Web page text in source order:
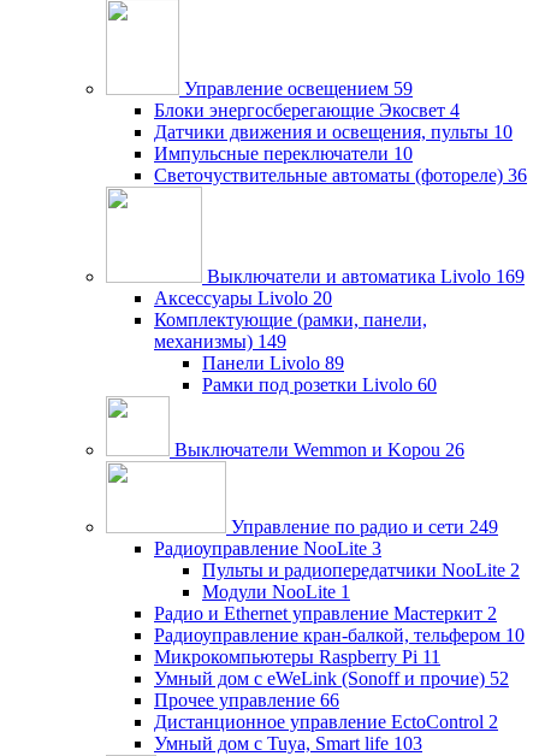
Управление освещением 59
Блоки энергосберегающие Экосвет 4
Датчики движения и освещения, пульты 10
Импульсные переключатели 10
Светочуствительные автоматы (фотореле) 36
Выключатели и автоматика Livolo 169
Аксессуары Livolo 20
Комплектующие (рамки, панели,
механизмы) 149
Панели Livolo 89
Рамки под розетки Livolo 60
Выключатели Wemmon и Kopou 26
Управление по радио и сети 249
Радиоуправление NooLite 3
Пульты и радиопередатчики NooLite 2
Модули NooLite 1
Радио и Ethernet управление Мастеркит 2
Радиоуправление кран-балкой, тельфером 10
Микрокомпьютеры Raspberry Pi 11
Умный дом c eWeLink (Sonoff и прочие) 52
Прочее управление 66
Дистанционное управление EctoControl 2
Умный дом с Tuya, Smart life 103